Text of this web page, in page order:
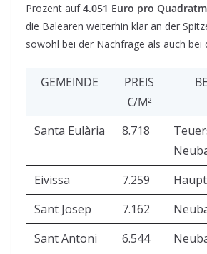
Prozent auf4.051 Euro pro
die Balearen weiterhin klar an der
sowohl bei der Nachfrage als auch bei
GEMEINDE
PREIS
€/M²
Santa Eulària 8.718
Eivissa
7.259
Sant Josep
7.162
Sant Antoni
6.544